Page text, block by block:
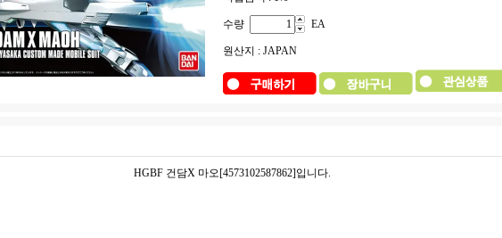
수량 EA
원산지 : JAPAN
HGBF 건담X 마오[4573102587862]입니다.